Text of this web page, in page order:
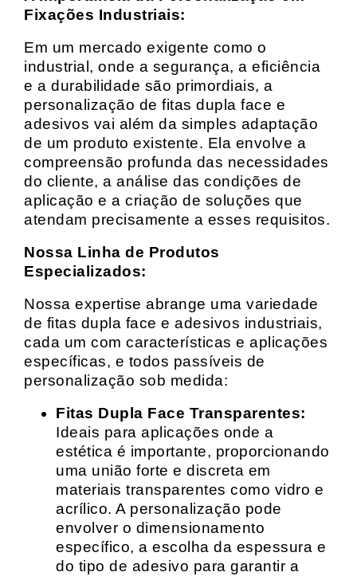
Fixações Industriais:
Em um mercado exigente como o
industrial, onde a segurança, a eficiência
e a durabilidade são primordiais, a
personalização de fitas dupla face e
adesivos vai além da simples adaptação
de um produto existente. Ela envolve a
compreensão profunda das necessidades
do cliente, a análise das condições de
aplicação e a criação de soluções que
atendam precisamente a esses requisitos.
Nossa Linha de Produtos
Especializados:
Nossa expertise abrange uma variedade
de fitas dupla face e adesivos industriais,
cada um com características e aplicações
específicas, e todos passíveis de
personalização sob medida:
Fitas Dupla Face Transparentes:
Ideais para aplicações onde a
estética é importante, proporcionando
uma união forte e discreta em
materiais transparentes como vidro e
acrílico. A personalização pode
envolver o dimensionamento
específico, a escolha da espessura e
do tipo de adesivo para garantir a